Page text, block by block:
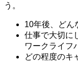
う。
10年後、どん
仕事で大切に
ワークライフ
どの程度のキ